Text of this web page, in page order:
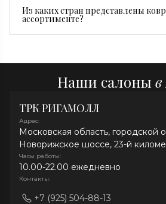
турбощетки и средств без хлора.
Из каких стран представлены
ассортименте?
Наши салоны
ТРК РИГАМОЛЛ
Адрес:
Московская область, городской
Новорижское шоссе, 23-й
Часы работы:
10.00-22.00 ежедневно
Контакты:
+7 (925) 504-88-13